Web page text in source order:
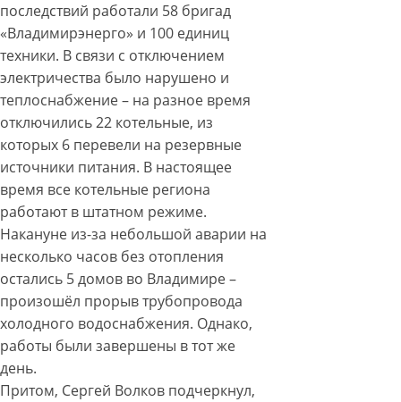
последствий работали 58 бригад
«Владимирэнерго» и 100 единиц
техники. В связи с отключением
электричества было нарушено и
теплоснабжение – на разное время
отключились 22 котельные, из
которых 6 перевели на резервные
источники питания. В настоящее
время все котельные региона
работают в штатном режиме.
Накануне из-за небольшой аварии на
несколько часов без отопления
остались 5 домов во Владимире –
произошёл прорыв трубопровода
холодного водоснабжения. Однако,
работы были завершены в тот же
день.
Притом, Сергей Волков подчеркнул,